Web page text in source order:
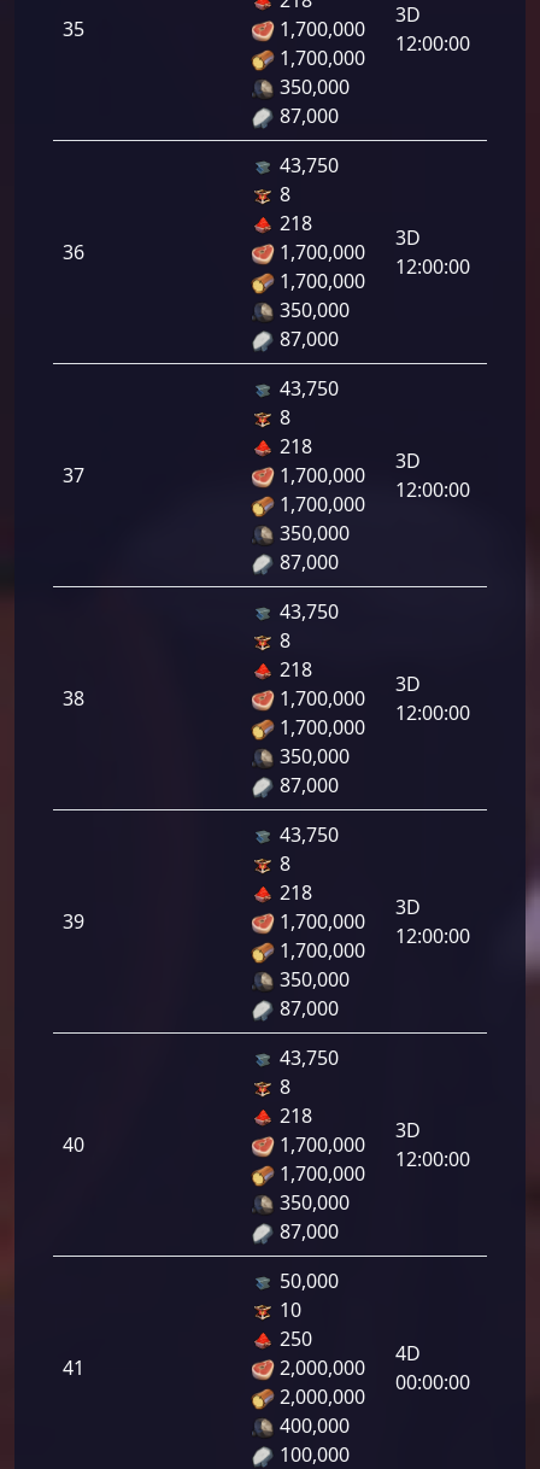
35
1,700,000
1,700,000
350,000
87,000
3D
12:00:00
36
43,750
8
218
1,700,000
1,700,000
350,000
87,000
3D
12:00:00
37
43,750
8
218
1,700,000
1,700,000
350,000
87,000
3D
12:00:00
38
43,750
8
218
1,700,000
1,700,000
350,000
87,000
3D
12:00:00
39
43,750
8
218
1,700,000
1,700,000
350,000
87,000
3D
12:00:00
رامي
40
43,750
8
218
1,700,000
1,700,000
350,000
87,000
3D
12:00:00
41
50,000
10
250
2,000,000
2,000,000
400,000
100,000
4D
00:00:00